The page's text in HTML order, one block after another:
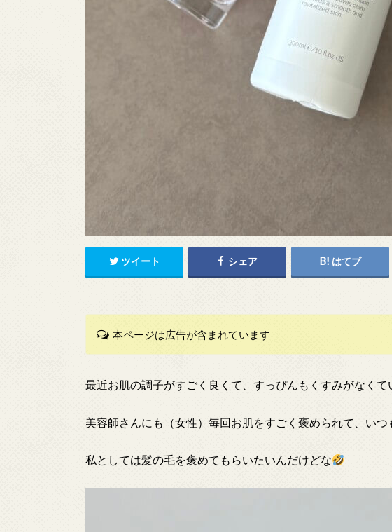
ツイート シェア はてブ
本ページは広告が含まれています
最近お肌の調子がすごく良くて、すっぴんもくすみがなくて
美容師さんにも（女性）毎回お肌をすごく褒められて、い
私としては髪の毛を褒めてもらいたいんだけどな